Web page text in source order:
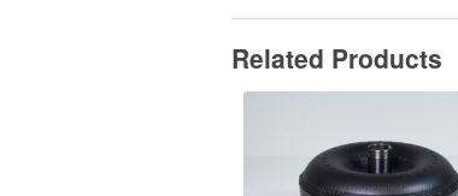
Related Products